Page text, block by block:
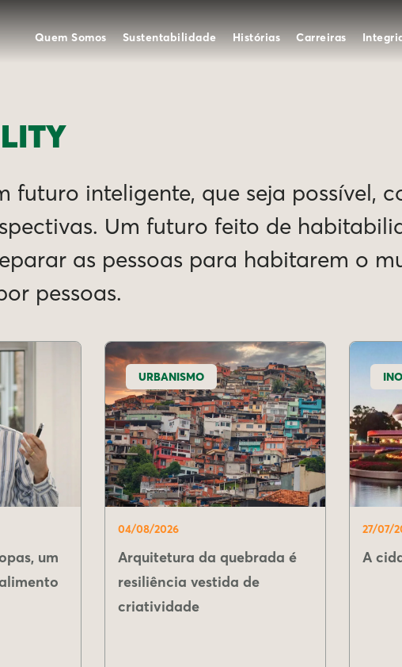
Quem Somos Sustentabilidade Histórias Carreiras
futuro inteligente, que seja possível,
Um futuro feito de
as pessoas para habitarem o
pessoas.
um
URBANISMO
04/08/2026
Arquitetura da quebrada é
resiliência vestida de
criatividade
27/07/
A